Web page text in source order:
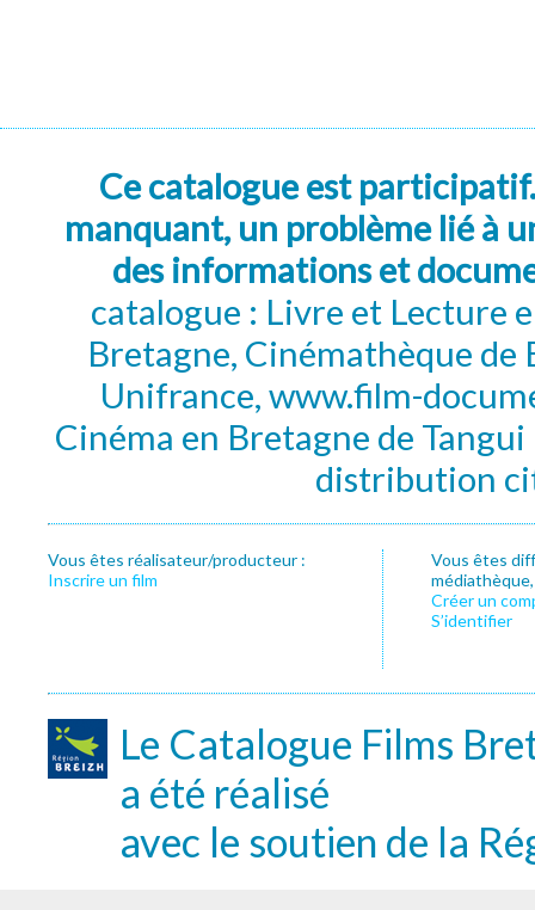
Ce catalogue est
manquant, un problème lié à
des informations et
catalogue : Livre et Lecture
Bretagne, Cinémathèque de
Unifrance, www.film-
Cinéma en Bretagne de
distribution
Vous êtes réalisateur/producteur :
Inscrire un film
Vous êtes
Créer un
S’identifier
Le Catalogue Films
a été réalisé
avec le soutien de la